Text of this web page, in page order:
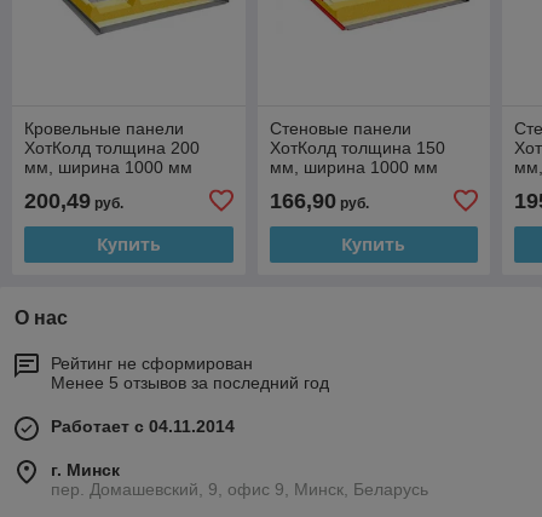
Кровельные панели
ХотКолд толщина 200
мм, ширина 1000 мм
200,49 руб.
Купить
Стеновые панели
ХотКолд толщина 150
мм, ширина 1000 мм
166,90руб.
Купить
О нас
Рейтинг не сформирован
Менее 5 отзывов за последний год
Работает с 04.11.2014
г. Минск
пер. Домашевский, 9, офис 9, Минск, Беларусь